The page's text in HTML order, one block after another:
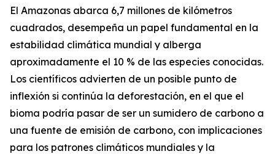
El Amazonas abarca 6,7 millones de kilómetros
cuadrados, desempeña un papel fundamental en la
estabilidad climática mundial y alberga
aproximadamente el 10 % de las especies conocidas.
Los científicos advierten de un posible punto de
inflexión si continúa la deforestación, en el que el
bioma podría pasar de ser un sumidero de carbono a
una fuente de emisión de carbono, con implicaciones
para los patrones climáticos mundiales y la